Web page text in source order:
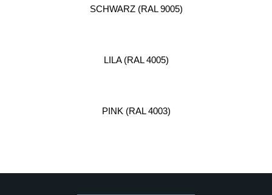
SCHWARZ (RAL 9005)
LILA (RAL 4005)
PINK (RAL 4003)